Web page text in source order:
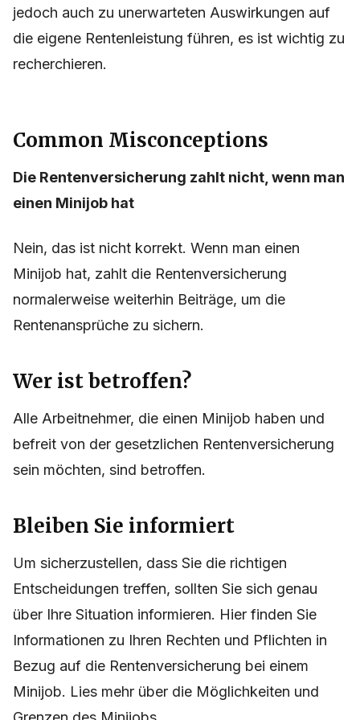
jedoch auch zu unerwarteten Auswirkungen auf
die eigene Rentenleistung führen, es ist wichtig zu
recherchieren.
Common Misconceptions
Die Rentenversicherung zahlt nicht, wenn man
einen Minijob hat
Nein, das ist nicht korrekt. Wenn man einen
Minijob hat, zahlt die Rentenversicherung
normalerweise weiterhin Beiträge, um die
Rentenansprüche zu sichern.
Wer ist betroffen?
Alle Arbeitnehmer, die einen Minijob haben und
befreit von der gesetzlichen Rentenversicherung
sein möchten, sind betroffen.
Bleiben Sie informiert
Um sicherzustellen, dass Sie die richtigen
Entscheidungen treffen, sollten Sie sich genau
über Ihre Situation informieren. Hier finden Sie
Informationen zu Ihren Rechten und Pflichten in
Bezug auf die Rentenversicherung bei einem
Minijob. Lies mehr über die Möglichkeiten und